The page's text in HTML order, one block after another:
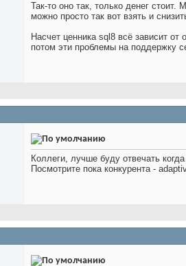
Так-то оно так, только денег стоит.
можно просто так вот взять и
Насчет ценника sql8 всё зависит
потом эти проблемы на поддержку
Коллеги, лучше буду отвечать
Посмотрите пока конкурента -